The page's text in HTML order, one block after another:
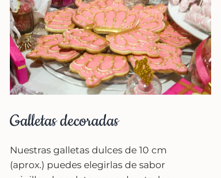
Galletas decoradas
Nuestras galletas dulces de 10 cm
(aprox.) puedes elegirlas de sabor